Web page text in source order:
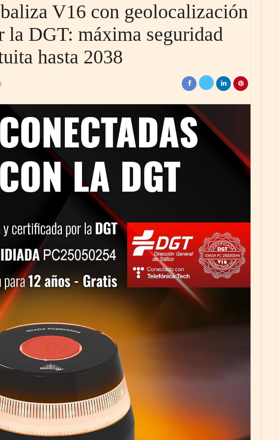
V16 con geolocalización
la DGT: máxima seguridad
hasta 2038